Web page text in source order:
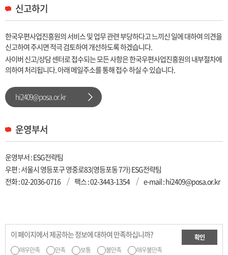
신고하기
한국우편사업진흥원의 서비스 및 업무 관련 부당하다고 느끼신 일에 대하여 의견을
신고하여 주시면 적극 검토하여 개선하도록 하겠습니다.
사이버 신고/상담 센터로 접수되는 모든 사항은 한국우편사업진흥원의 내부절차에
의하여 처리됩니다. 아래 메일주소를 통해 접수 하실 수 있습니다.
hi2409@posa.or.kr
운영부서
운영부서 : ESG전략팀
우편 : 서울시 영등포구 영중로83(영등포동 7가) ESG전략팀
전화 :02-2036-0716 팩스 : 02-3443-1354 e-mail : hi2409@posa.or.kr
이 페이지에서 제공하는 정보에 대하여 만족하십니까?
매우만족 만족 보통 불만족 매우불만족
확인